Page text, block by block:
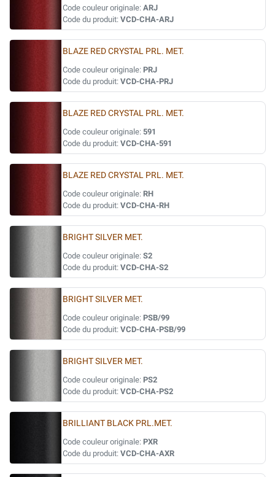
Code couleur originale: ARJ
Code du produit: VCD-CHA-ARJ
BLAZE RED CRYSTAL PRL. MET.
Code couleur originale: PRJ
Code du produit: VCD-CHA-PRJ
BLAZE RED CRYSTAL PRL. MET.
Code couleur originale: 591
Code du produit: VCD-CHA-591
BLAZE RED CRYSTAL PRL. MET.
Code couleur originale: RH
Code du produit: VCD-CHA-RH
BRIGHT SILVER MET.
Code couleur originale: S2
Code du produit: VCD-CHA-S2
BRIGHT SILVER MET.
Code couleur originale: PSB/99
Code du produit: VCD-CHA-PSB/99
BRIGHT SILVER MET.
Code couleur originale: PS2
Code du produit: VCD-CHA-PS2
BRILLIANT BLACK PRL.MET.
Code couleur originale: PXR
Code du produit: VCD-CHA-AXR